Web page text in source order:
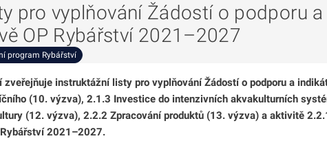
pro vyplňování Žádostí o podporu
OP Rybářství 2021–2027
program Rybářství
zveřejňuje instruktážní listy pro vyplňování Žádostí o podporu a
(10. výzva), 2.1.3 Investice do intenzivních akvakulturních
(12. výzva), 2.2.2 Zpracování produktů (13. výzva) a aktivitě
2021–2027.